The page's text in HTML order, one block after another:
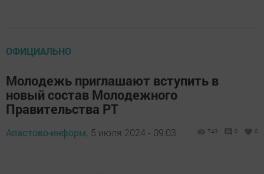
ОФИЦИАЛЬНО
Молодежь приглашают вступить в
новый состав Молодежного
Правительства РТ
Апастово-информ, 5 июля 2024 - 09:03 743 0 0